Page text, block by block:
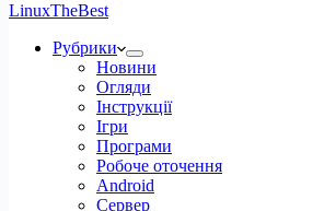
LinuxTheBest
Рубрики
Новини
Огляди
Інструкції
Ігри
Програми
Робоче оточення
Android
Сервер